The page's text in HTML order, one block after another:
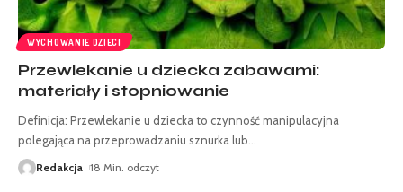
WYCHOWANIE DZIECI
Przewlekanie u dziecka zabawami:
materiały i stopniowanie
Definicja: Przewlekanie u dziecka to czynność manipulacyjna
polegająca na przeprowadzaniu sznurka lub
Redakcja 18 Min. odczyt